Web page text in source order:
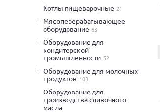
котлы пищеварочные 21
мясоперерабатывающее
оборудование 63
оборудование для
кондитерской
промышленности 52
оборудование для молочных
продуктов 103
оборудование для
производства сливочного
масла